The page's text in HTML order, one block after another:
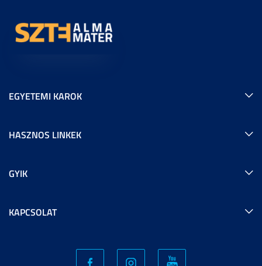
EGYETEMI KAROK
HASZNOS LINKEK
GYIK
KAPCSOLAT